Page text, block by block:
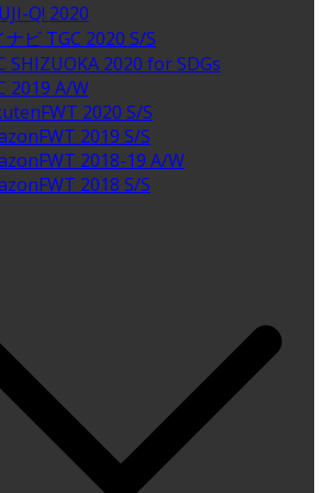
Q! 2020
ナビ TGC 2020 S/S
SHIZUOKA 2020 for SDGs
2019 A/W
2020 S/S
2019 S/S
2018-19 A/W
2018 S/S